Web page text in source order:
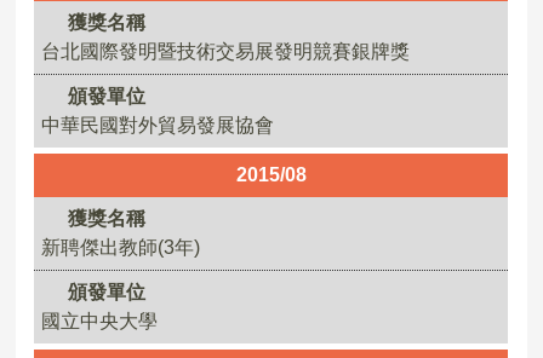
獲獎名稱
台北國際發明暨技術交易展發明競賽銀牌獎
頒發單位
中華民國對外貿易發展協會
2015/08
獲獎名稱
新聘傑出教師(3年)
頒發單位
國立中央大學